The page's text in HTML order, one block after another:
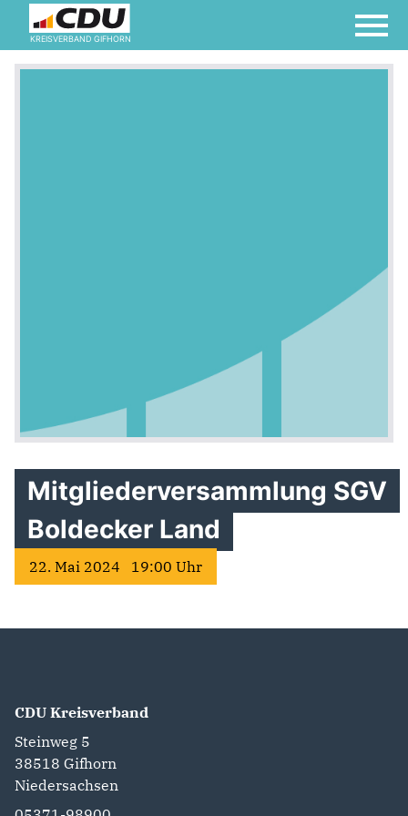
KREISVERBAND GIFHORN
Mitgliederversammlung SGV
Boldecker Land
22. Mai 2024 19:00 Uhr
CDU Kreisverband
Steinweg 5
38518 Gifhorn
Niedersachsen